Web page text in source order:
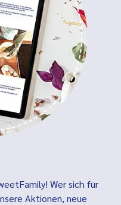
Wer sich für
Aktionen, neue